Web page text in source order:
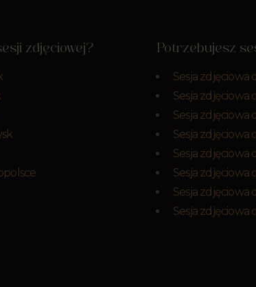
zdjęciowej? Potrzebujesz
Sesja zdjęciowa
Sesja zdjęciowa
Sesja zdjęciowa
Sesja zdjęciowa
Sesja zdjęciowa
Sesja zdjęciowa
Sesja zdjęciowa
Sesja zdjęciowa